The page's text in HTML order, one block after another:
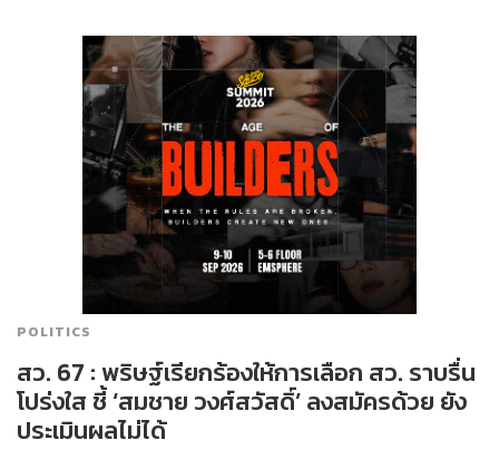
POLITICS
สว. 67 : พริษฐ์เรียกร้องให้การเลือก สว. ราบรื่น
โปร่งใส ชี้ ‘สมชาย วงศ์สวัสดิ์’ ลงสมัครด้วย ยัง
ประเมินผลไม่ได้